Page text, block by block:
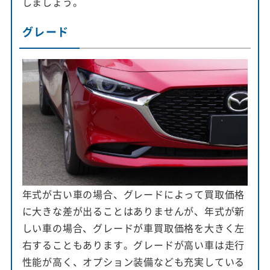
グレード
年式が古い車の場合、グレードによって買取価格
に大きな差が出ることはありませんが、年式が新
しい車の場合、グレードが車買取価格を大きく左
右することもあります。グレードが高い車は走行
性能が高く、オプション装備なども充実している